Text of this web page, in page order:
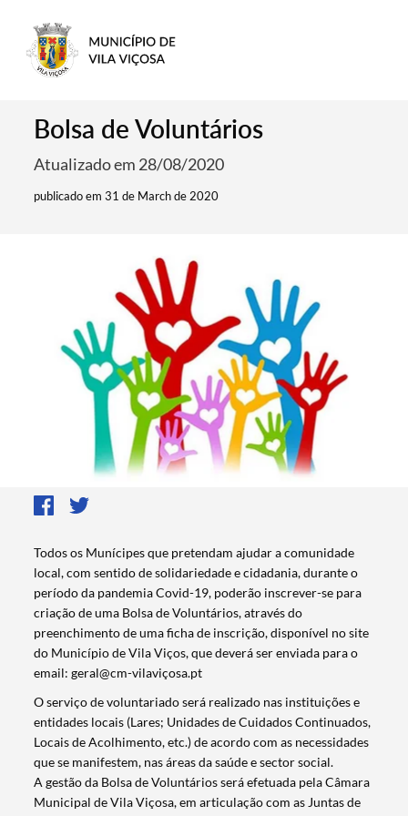
Bolsa de Voluntários
Atualizado em 28/08/2020
publicado em 31 de March de 2020
​Todos os Munícipes que pretendam ajudar a comunidade
local, com sentido de solidariedade e cidadania, durante o
período da pandemia Covid-19, poderão inscrever-se para
criação de uma Bolsa de Voluntários, através do
preenchimento de uma ficha de inscrição, disponível no site
do Município de Vila Viços, que deverá ser enviada para o
email:geral@cm-vilaviçosa.pt
O serviço de voluntariado será realizado nas instituições e
entidades locais (Lares; Unidades de Cuidados Continuados,
Locais de Acolhimento, etc.) de acordo com as necessidades
que se manifestem, nas áreas da saúde e sector social.
A gestão da Bolsa de Voluntários será efetuada pela Câmara
Municipal de Vila Viçosa, em articulação com as Juntas de